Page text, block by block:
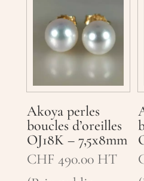
Akoya perles
boucles d’oreilles
OJ18K – 7,5x8mm
CHF 490.00 HT